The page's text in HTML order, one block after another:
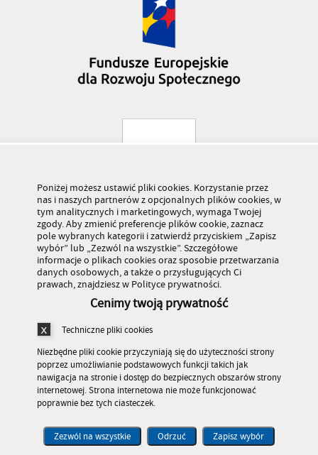
Stronę odwiedziło 179 406 584 osób
© Kuratorium Oświaty w Warszawie
Poniżej możesz ustawić pliki cookies. Korzystanie przez
nas i naszych partnerów z opcjonalnych plików cookies, w
tym analitycznych i marketingowych, wymaga Twojej
zgody. Aby zmienić preferencje plików cookie, zaznacz
pole wybranych kategorii i zatwierdź przyciskiem „Zapisz
wybór” lub „Zezwól na wszystkie”. Szczegółowe
informacje o plikach cookies oraz sposobie przetwarzania
danych osobowych, a także o przysługujących Ci
prawach, znajdziesz w Polityce prywatności.
Cenimy twoją prywatność
Techniczne pliki cookies
Niezbędne pliki cookie przyczyniają się do użyteczności strony
poprzez umożliwianie podstawowych funkcji takich jak
nawigacja na stronie i dostęp do bezpiecznych obszarów strony
internetowej. Strona internetowa nie może funkcjonować
poprawnie bez tych ciasteczek.